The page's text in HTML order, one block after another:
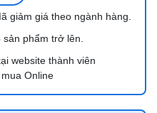
giảm giá theo ngành hàng.
phẩm trở lên.
website thành viên
Online